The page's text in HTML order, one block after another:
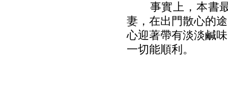
事實上，本書最
妻，在出門散心的
心迎著帶有淡淡鹹
一切能順利。